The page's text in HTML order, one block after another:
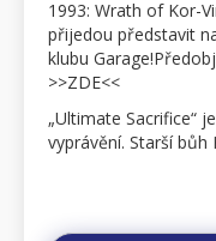
1993: Wrath of Kor-
přijedou představit
klubu
>>ZDE<<
„Ultimate Sacrifice“
vyprávění. Starší bůh